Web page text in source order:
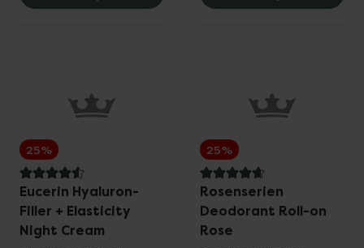
25%
4.6 av 5 i omdöme
Eucerin Hyaluron-
Filler + Elasticity
Night Cream
25%
4.8 av 5 i omdöme
Rosenserien
Deodorant Roll-on
Rose